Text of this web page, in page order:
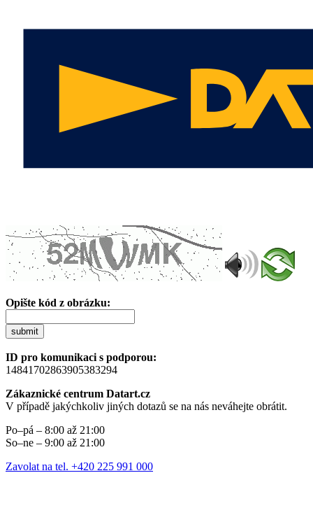
Opište kód z obrázku:
submit
ID pro komunikaci s podporou:
14841702863905383294
Zákaznické centrum Datart.cz
V případě jakýchkoliv jiných dotazů se na nás neváhejte obrátit.
Po–pá – 8:00 až 21:00
So–ne – 9:00 až 21:00
Zavolat na tel. +420 225 991 000